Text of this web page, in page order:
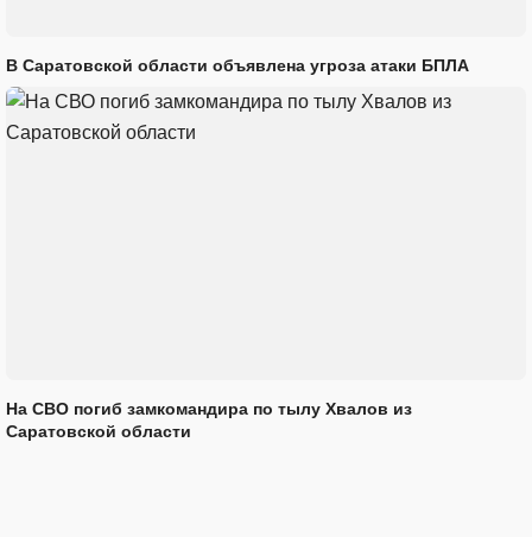
В Саратовской области объявлена угроза атаки БПЛА
На СВО погиб замкомандира по тылу Хвалов из
Саратовской области